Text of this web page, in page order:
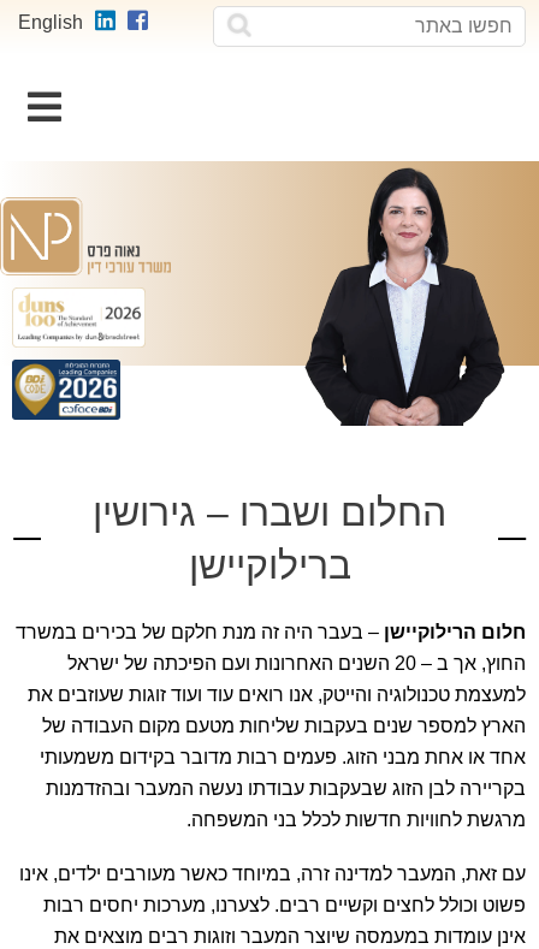
חפשו
באתר
חפשו English
החלום ושברו – גירושין
ברילוקיישן
חלום הרילוקיישן – בעבר היה זה מנת חלקם של בכירים במשרד
החוץ, אך ב – 20 השנים האחרונות ועם הפיכתה של ישראל
למעצמת טכנולוגיה והייטק, אנו רואים עוד ועוד זוגות שעוזבים את
הארץ למספר שנים בעקבות שליחות מטעם מקום העבודה של
אחד או אחת מבני הזוג. פעמים רבות מדובר בקידום משמעותי
בקריירה לבן הזוג שבעקבות עבודתו נעשה המעבר ובהזדמנות
מרגשת לחוויות חדשות לכלל בני המשפחה.
עם זאת, המעבר למדינה זרה, במיוחד כאשר מעורבים ילדים, אינו
פשוט וכולל לחצים וקשיים רבים. לצערנו, מערכות יחסים רבות
אינן עומדות במעמסה שיוצר המעבר וזוגות רבים מוצאים את